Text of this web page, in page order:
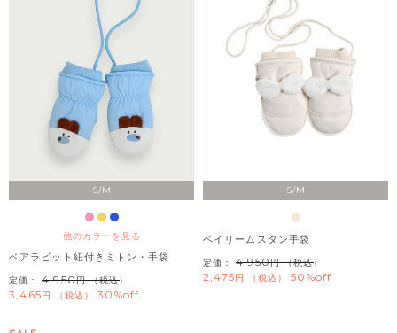
S/M
他のカラーを見る
ベアラビット紐付きミトン・手袋
定価： 4,950 （税込）
3,465 税込 30%off
S/M
ベイリームスタン手袋
定価： 4,950 （税込）
2,475 税込 50%off